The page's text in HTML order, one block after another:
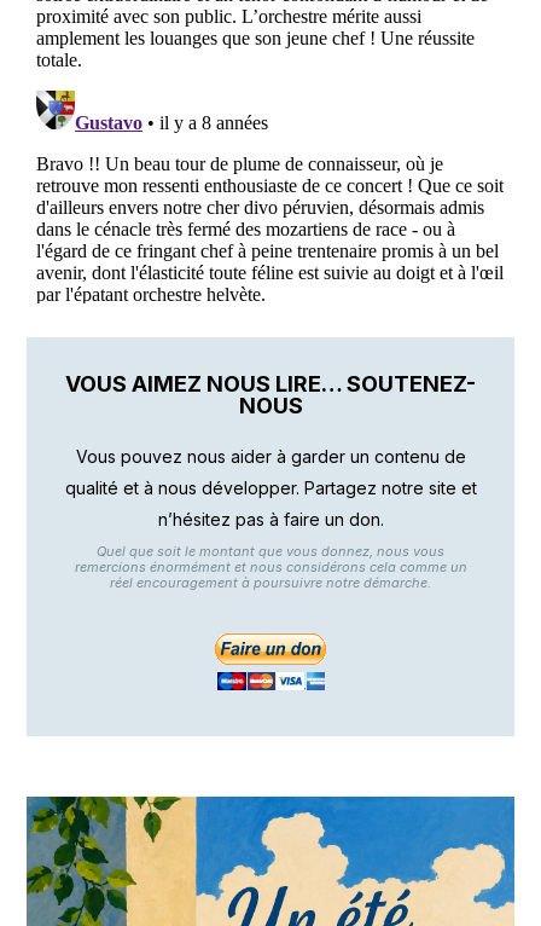
VOUS AIMEZ NOUS LIRE… SOUTENEZ-
NOUS
Vous pouvez nous aider à garder un contenu de
qualité et à nous développer. Partagez notre site et
n’hésitez pas à faire un don.
Quel que soit le montant que vous donnez, nous vous
remercions énormément et nous considérons cela comme un
réel encouragement à poursuivre notre démarche.